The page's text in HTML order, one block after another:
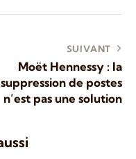
SUIVANT
Moët Hennessy : la
suppression de postes
n’est pas une solution